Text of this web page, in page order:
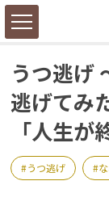
うつ逃げ
逃げてみ
「人生
うつ逃げ